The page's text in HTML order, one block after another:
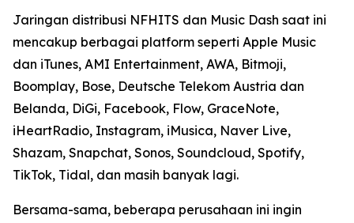
Jaringan distribusi NFHITS dan Music Dash saat ini
mencakup berbagai platform seperti Apple Music
dan iTunes, AMI Entertainment, AWA, Bitmoji,
Boomplay, Bose, Deutsche Telekom Austria dan
Belanda, DiGi, Facebook, Flow, GraceNote,
iHeartRadio, Instagram, iMusica, Naver Live,
Shazam, Snapchat, Sonos, Soundcloud, Spotify,
TikTok, Tidal, dan masih banyak lagi.
Bersama-sama, beberapa perusahaan ini ingin